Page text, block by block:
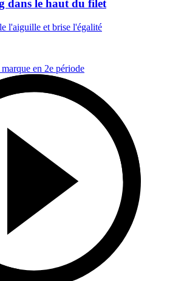
dans le haut du filet
l'aiguille et brise l'égalité